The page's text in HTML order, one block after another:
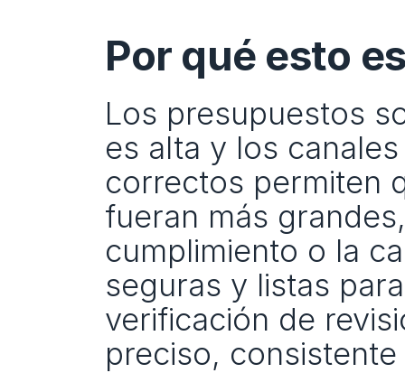
Por qué esto
Los presupuestos
es alta y los
correctos permiten
fueran más
cumplimiento o la
seguras y listas
verificación de
preciso,